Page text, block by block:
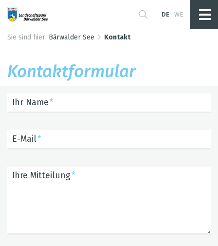
DE WE
Sie sind hier: Bärwalder See Kontakt
Kon­takt­for­mu­lar
Ihr Name
E-Mail
Ihre Mitteilung